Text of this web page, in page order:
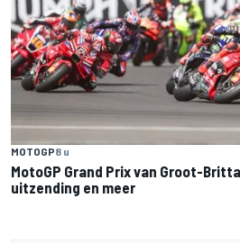
MOTOGP8 u
MotoGP Grand Prix van Groot-
uitzending en meer